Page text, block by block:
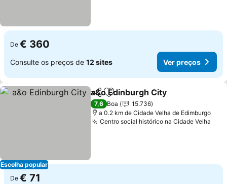
De € 360
Consulte os preços de 12 sites Ver preços
Escolha popular
PartilharAdicionar aos favoritos
a&o Edinburgh City
7,6 Boa
15.736
a 0.2 km de Cidade Velha de Edimburgo
Centro social histórico na Cidade Velha
De € 71